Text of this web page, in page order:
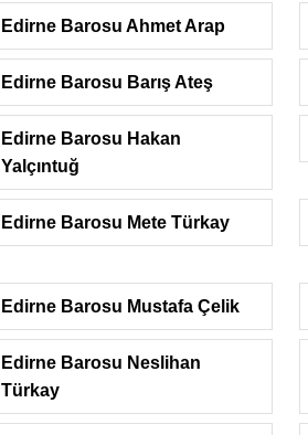
Edirne Barosu Ahmet Arap
Edirne Barosu Barış Ateş
Edirne Barosu Hakan
Yalçıntuğ
Edirne Barosu Mete Türkay
Edirne Barosu Mustafa Çelik
Edirne Barosu Neslihan
Türkay